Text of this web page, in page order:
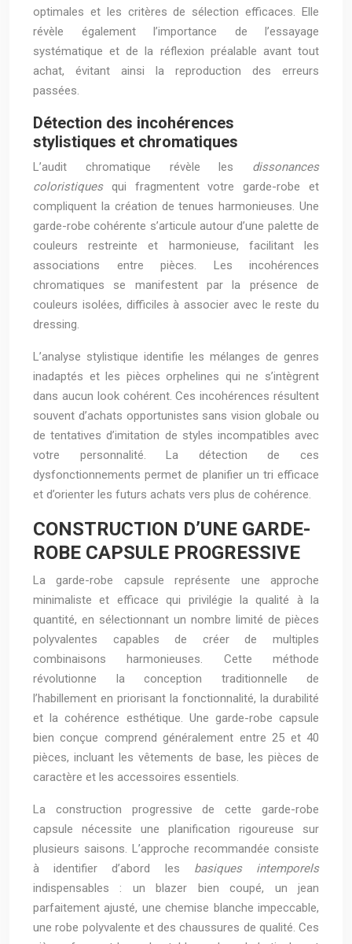
optimales et les critères de sélection efficaces. Elle
révèle également l’importance de l’essayage
systématique et de la réflexion préalable avant tout
achat, évitant ainsi la reproduction des erreurs
passées.
Détection des incohérences
stylistiques et chromatiques
L’audit chromatique révèle les dissonances
coloristiques qui fragmentent votre garde-robe et
compliquent la création de tenues harmonieuses. Une
garde-robe cohérente s’articule autour d’une palette de
couleurs restreinte et harmonieuse, facilitant les
associations entre pièces. Les incohérences
chromatiques se manifestent par la présence de
couleurs isolées, difficiles à associer avec le reste du
dressing.
L’analyse stylistique identifie les mélanges de genres
inadaptés et les pièces orphelines qui ne s’intègrent
dans aucun look cohérent. Ces incohérences résultent
souvent d’achats opportunistes sans vision globale ou
de tentatives d’imitation de styles incompatibles avec
votre personnalité. La détection de ces
dysfonctionnements permet de planifier un tri efficace
et d’orienter les futurs achats vers plus de cohérence.
CONSTRUCTION D’UNE GARDE-
ROBE CAPSULE PROGRESSIVE
La garde-robe capsule représente une approche
minimaliste et efficace qui privilégie la qualité à la
quantité, en sélectionnant un nombre limité de pièces
polyvalentes capables de créer de multiples
combinaisons harmonieuses. Cette méthode
révolutionne la conception traditionnelle de
l’habillement en priorisant la fonctionnalité, la durabilité
et la cohérence esthétique. Une garde-robe capsule
bien conçue comprend généralement entre 25 et 40
pièces, incluant les vêtements de base, les pièces de
caractère et les accessoires essentiels.
La construction progressive de cette garde-robe
capsule nécessite une planification rigoureuse sur
plusieurs saisons. L’approche recommandée consiste
à identifier d’abord les basiques intemporels
indispensables : un blazer bien coupé, un jean
parfaitement ajusté, une chemise blanche impeccable,
une robe polyvalente et des chaussures de qualité. Ces